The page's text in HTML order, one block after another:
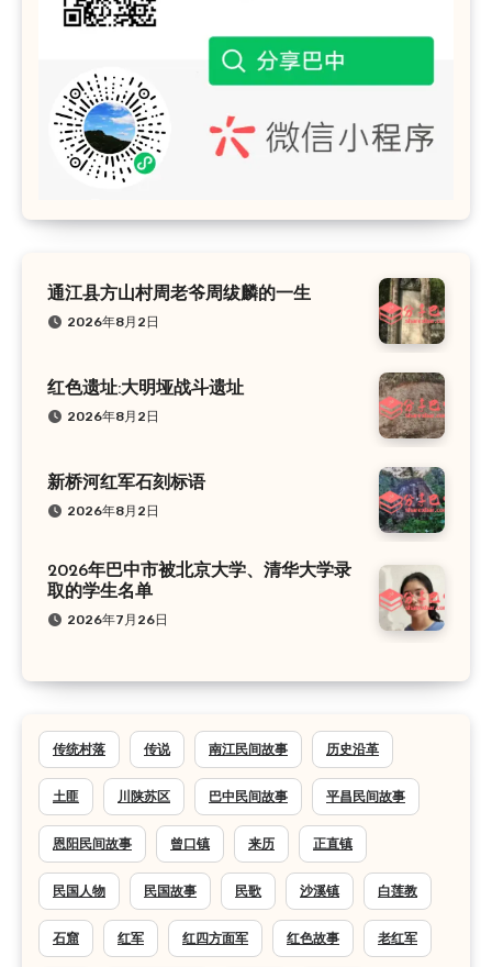
通江县方山村周老爷周绂麟的一生
2026年8月2日
红色遗址:大明垭战斗遗址
2026年8月2日
新桥河红军石刻标语
2026年8月2日
2026年巴中市被北京大学、清华大学录
取的学生名单
2026年7月26日
传统村落 传说 南江民间故事 历史沿革
土匪 川陕苏区 巴中民间故事 平昌民间故事
恩阳民间故事 曾口镇 来历 正直镇
民国人物 民国故事 民歌 沙溪镇 白莲教
石窟 红军 红四方面军 红色故事 老红军